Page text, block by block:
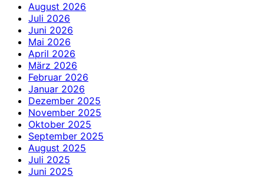
August 2026
Juli 2026
Juni 2026
Mai 2026
April 2026
März 2026
Februar 2026
Januar 2026
Dezember 2025
November 2025
Oktober 2025
September 2025
August 2025
Juli 2025
Juni 2025